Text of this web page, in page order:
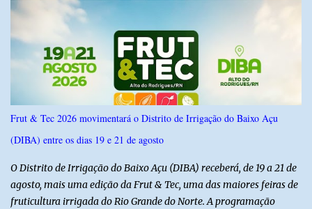
do Norte entre os dias 18 e 22 de junho de 2026. O levantamento
possui margem de erro de 2,5 pontos percentuais e nível de
confiança de 95%. Registro no TSE: RN-09520/2026
Frut & Tec 2026 movimentará o Distrito de Irrigação do Baixo Açu
(DIBA) entre os dias 19 e 21 de agosto
O Distrito de Irrigação do Baixo Açu (DIBA) receberá, de 19 a 21 de
agosto, mais uma edição da Frut & Tec, uma das maiores feiras de
fruticultura irrigada do Rio Grande do Norte. A programação